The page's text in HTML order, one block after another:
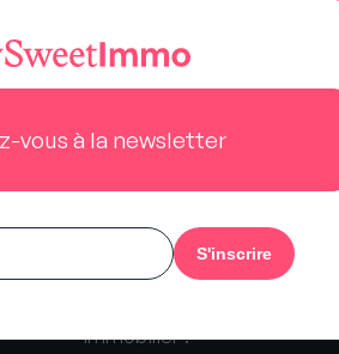
My Sweet Question :
immobilier ?"
vous à la newsletter